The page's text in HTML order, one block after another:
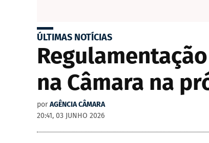
ÚLTIMAS NOTÍCIAS
na Câmara na
por AGÊNCIA CÂMARA
20:41, 03 JUNHO 2026